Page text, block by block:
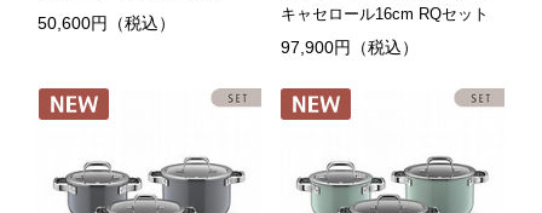
50,600円（税込）
キャセロール16cm RQセット
97,900円（税込）